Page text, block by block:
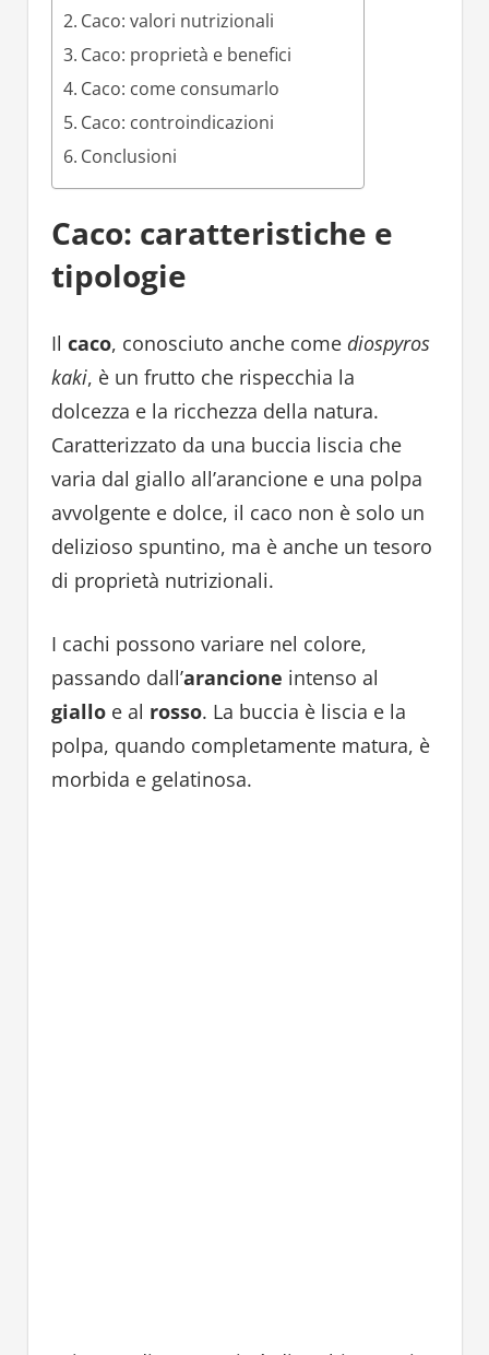
Caco: valori nutrizionali
Caco: proprietà e benefici
Caco: come consumarlo
Caco: controindicazioni
Conclusioni
Caco: caratteristiche e
tipologie
Il caco, conosciuto anche come diospyros
kaki, è un frutto che rispecchia la
dolcezza e la ricchezza della natura.
Caratterizzato da una buccia liscia che
varia dal giallo all’arancione e una polpa
avvolgente e dolce, il caco non è solo un
delizioso spuntino, ma è anche un tesoro
di proprietà nutrizionali.
I cachi possono variare nel colore,
passando dall’arancione intenso al
gialloe al rosso. La buccia è liscia e la
polpa, quando completamente matura, è
morbida e gelatinosa.